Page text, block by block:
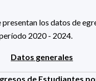
los datos de
2020 - 2024.
Datos generales
de Estudiantes